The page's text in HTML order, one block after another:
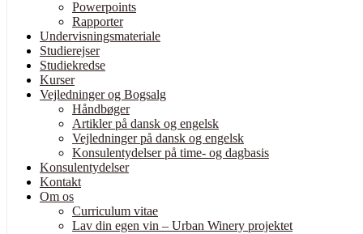
Powerpoints
Rapporter
Undervisningsmateriale
Studierejser
Studiekredse
Kurser
Vejledninger og Bogsalg
Håndbøger
Artikler på dansk og engelsk
Vejledninger på dansk og engelsk
Konsulentydelser på time- og dagbasis
Konsulentydelser
Kontakt
Om os
Curriculum vitae
Lav din egen vin – Urban Winery projektet